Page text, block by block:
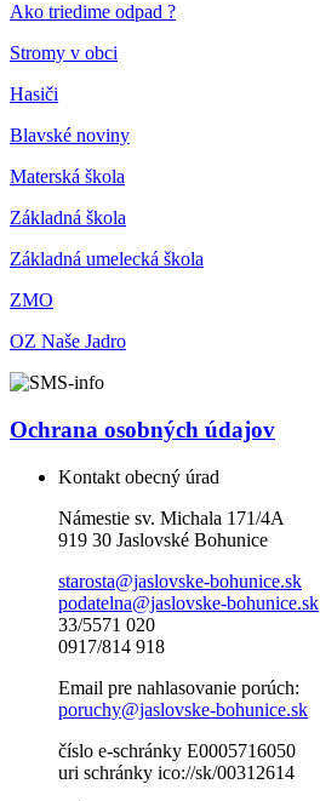
Ako triedime odpad ?
Stromy v obci
Hasiči
Blavské noviny
Materská škola
Základná škola
Základná umelecká škola
ZMO
OZ Naše Jadro
Ochrana osobných údajov
Kontakt obecný úrad
Námestie sv. Michala 171/4A
919 30 Jaslovské Bohunice
starosta@jaslovske-bohunice.sk
podatelna@jaslovske-bohunice.sk
33/5571 020
0917/814 918
Email pre nahlasovanie porúch:
poruchy@jaslovske-bohunice.sk
číslo e-schránky E0005716050
uri schránky ico://sk/00312614